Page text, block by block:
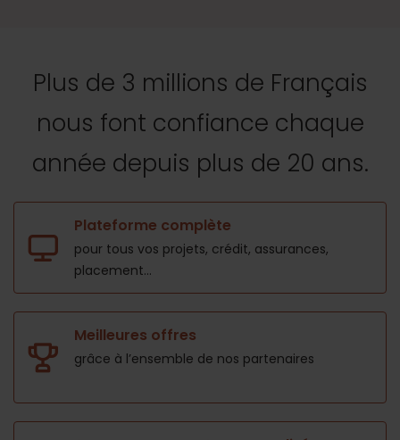
Plus de 3 millions de Français
nous font confiance chaque
année depuis plus de 20 ans.
Plateforme complète
pour tous vos projets, crédit, assurances,
placement...
Meilleures offres
grâce à l’ensemble de nos partenaires